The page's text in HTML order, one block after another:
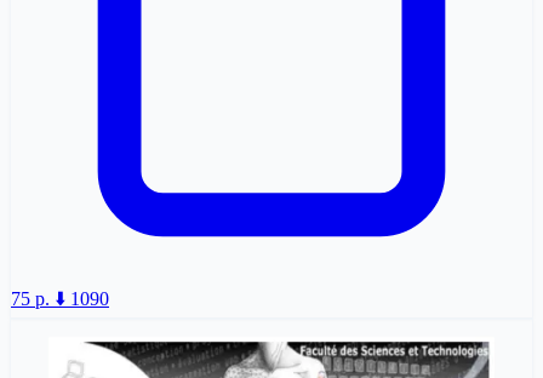
75 p. ⬇️ 1090